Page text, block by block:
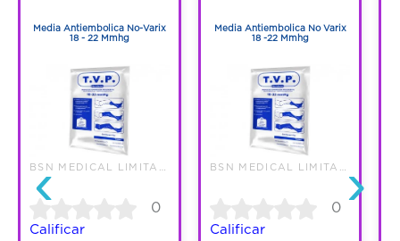
circular con fibras de doble recubrimiento
elasticidad y durabilidad.
‹
Media Antiembolica No-Varix
18 - 22 Mmhg
0
Calificar
Media Antiembolica No Varix
18 -22 Mmhg
0
Calificar
›